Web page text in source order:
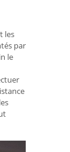
les
par
le